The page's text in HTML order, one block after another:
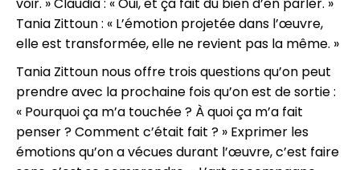
Tania Zittoun : « L’émotion projetée dans l’œuvre,
elle est transformée, elle ne revient pas la même. »
Tania Zittoun nous offre trois questions qu’on peut
prendre avec la prochaine fois qu’on est de sortie :
« Pourquoi ça m’a touchée ? À quoi ça m’a fait
penser ? Comment c’était fait ? » Exprimer les
émotions qu’on a vécues durant l’œuvre, c’est faire